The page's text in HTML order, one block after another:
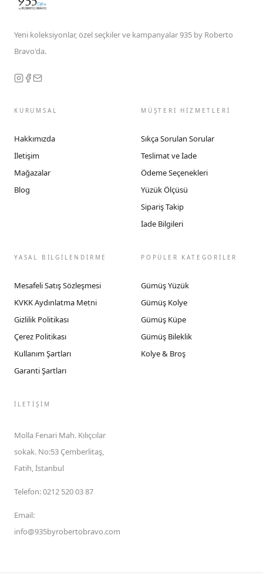
Yeni koleksiyonlar, özel seçkiler ve kampanyalar 935 by Roberto
Bravo'da.
KURUMSAL
Hakkımızda
İletişim
Mağazalar
Blog
MÜŞTERİ HİZMETLERİ
Sıkça Sorulan Sorular
Teslimat ve İade
Ödeme Seçenekleri
Yüzük Ölçüsü
Sipariş Takip
İade Bilgileri
YASAL BİLGİLENDİRME
Mesafeli Satış Sözleşmesi
KVKK Aydınlatma Metni
Gizlilik Politikası
Çerez Politikası
Kullanım Şartları
Garanti Şartları
POPÜLER KATEGORİLER
Gümüş Yüzük
Gümüş Kolye
Gümüş Küpe
Gümüş Bileklik
Kolye & Broş
İLETIŞIM
Molla Fenari Mah. Kılıçcılar
sokak. No:53 Çemberlitaş,
Fatih, İstanbul
Telefon:0212 520 03 87
Email:
info@935byrobertobravo.com